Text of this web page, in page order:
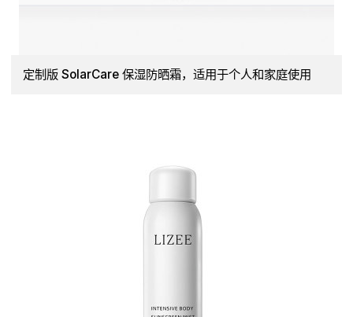
定制版 SolarCare 保湿防晒霜，适用于个人和家庭使用